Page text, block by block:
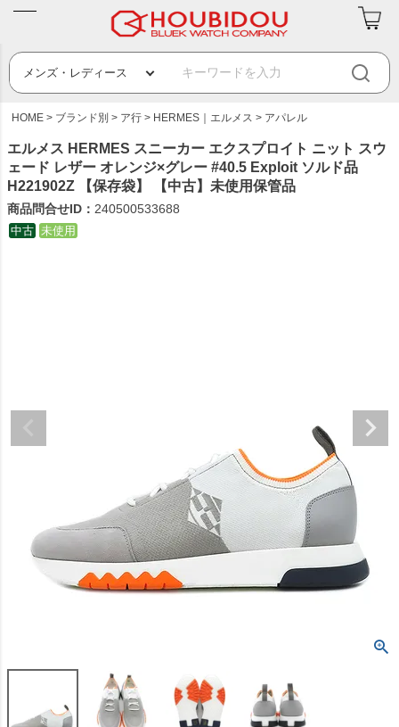
HOME ブランド別 ア行 HERMES｜エルメス アパレル
エルメス HERMES スニーカー エクスプロイト ニット スウ
ェード レザー オレンジ×グレー #40.5 Exploit ソルド品
H221902Z 【保存袋】 【中古】未使用保管品
商品問合せID： 240500533688
中古 未使用